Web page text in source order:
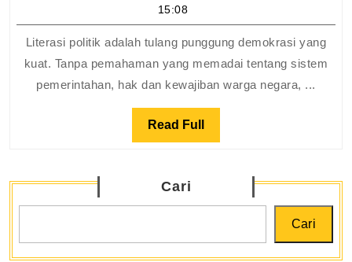
15:08
Literasi politik adalah tulang punggung demokrasi yang
kuat. Tanpa pemahaman yang memadai tentang sistem
pemerintahan, hak dan kewajiban warga negara, ...
Read Full Read
Full
Cari
Cari